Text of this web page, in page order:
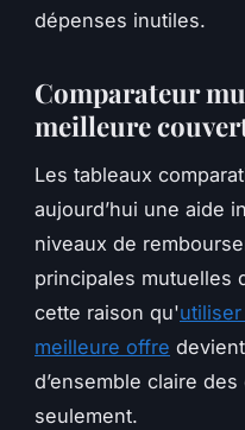
dépenses inutiles.
Comparateur
meilleure
Les tableaux
aujourd’hui une aide
niveaux de
principales mutuelles
cette raison qu'
meilleure offre
d’ensemble claire
seulement.